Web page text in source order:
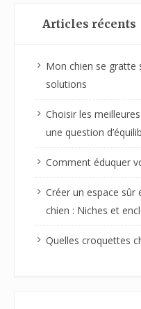
Articles récents
Mon chien se gratte
solutions
Choisir les
une question
Comment éduquer
Créer un espace
chien : Niches et
Quelles croquettes